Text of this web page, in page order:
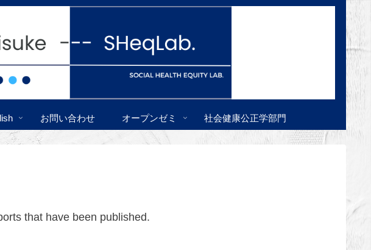
お問い合わせ オープンゼミ 社会健康公正学部門
that have been published.